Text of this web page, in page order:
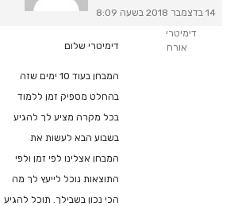
14 בדצמבר 2018 בשעה 8:09
דימיטרי
אורח
דימיטרי שלום
המבחן בעוד 10 ימים שזה
בהחלט מספיק זמן ללמוד
בכל מקרה מציע לך להגיע
בשבוע הבא לעשות את
המבחן אצלינו לפי זמן ולפי
התוצאות נוכל לייעץ לך מה
הכי נכון בשבילך. תוכל להגיע